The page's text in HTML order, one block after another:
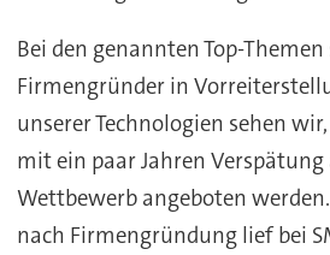
Bei den genannten Top-
Firmengründer in
unserer Technologien sehen
mit ein paar Jahren Verspätung
Wettbewerb angeboten
nach Firmengründung lief bei